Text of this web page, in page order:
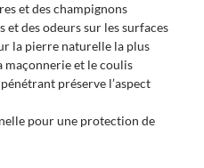
et des champignons
et des odeurs sur les surfaces
la pierre naturelle la plus
maçonnerie et le coulis
préserve l’aspect
pour une protection de